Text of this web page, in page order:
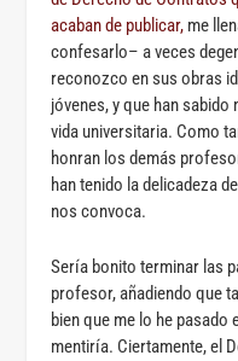
acaban de publicar, me
confesarlo– a veces
reconozco en sus obras
jóvenes, y que han
vida universitaria. Como
honran los demás
han tenido la delicadeza
nos convoca.
Sería bonito terminar las
profesor, añadiendo que
bien que me lo he
mentiría. Ciertamente, el